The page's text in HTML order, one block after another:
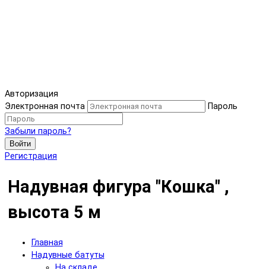
Авторизация
Электронная почта
Пароль
Забыли пароль?
Войти
Регистрация
Надувная фигура "Кошка" ,
высота 5 м
Главная
Надувные батуты